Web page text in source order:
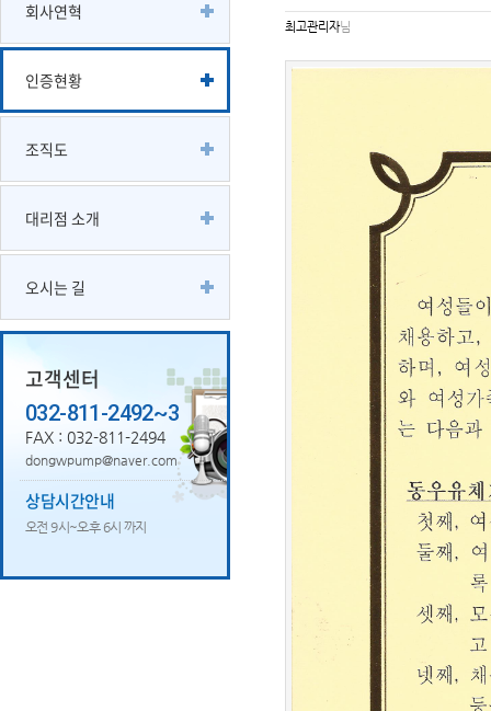
회사연혁
인증현황
조직도
대리점 소개
오시는 길
고객센터
032-811-2492~3
FAX : 032-811-2494
dongwpump@naver.com
상담시간안내
오전 9시~오후 6시 까지
최고관리자님